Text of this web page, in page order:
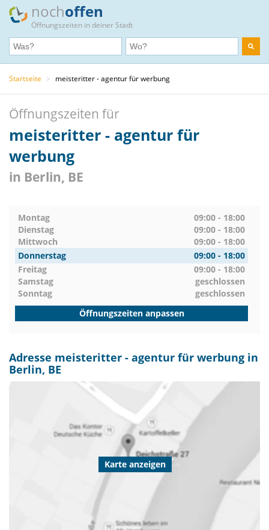
nochoffen
Öffnungszeiten in deiner Stadt
Startseite > meisteritter - agentur für werbung
Öffnungszeiten für
meisteritter - agentur für
werbung
in Berlin, BE
Montag
09:00 - 18:00
Dienstag
09:00 - 18:00
Mittwoch
09:00 - 18:00
Donnerstag
09:00 - 18:00
Freitag
09:00 - 18:00
Samstag
geschlossen
Sonntag
geschlossen
Öffnungszeiten anpassen
Adresse meisteritter - agentur für werbung in
Berlin, BE
Karte anzeigen